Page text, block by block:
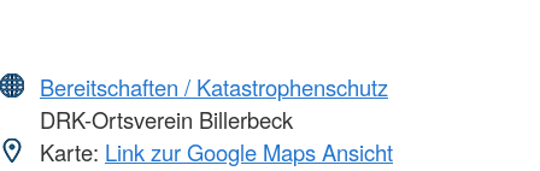
Bereitschaften / Katastrophenschutz
DRK-Ortsverein Billerbeck
Karte: Link zur Google Maps Ansicht